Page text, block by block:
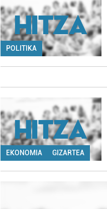
POLITIKA
EKONOMIA GIZARTEA